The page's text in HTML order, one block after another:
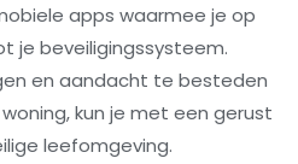
apps waarmee je op
je beveiligingssysteem.
en aandacht te besteden
kun je met een gerust
leefomgeving.